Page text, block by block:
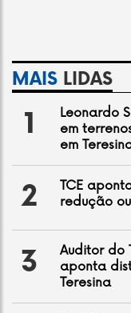
MAIS LIDAS
1
Leonardo
em
em
2
TCE
redução
3
Auditor do
aponta
Teresina